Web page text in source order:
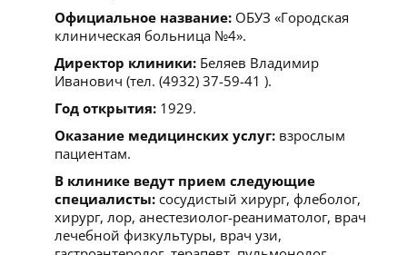
Официальное название: ОБУЗ «Городская
клиническая больница №4».
Директор клиники: Беляев Владимир
Иванович (тел. (4932) 37-59-41 ).
Год открытия: 1929.
Оказание медицинских услуг: взрослым
пациентам.
В клинике ведут прием следующие
специалисты: сосудистый хирург, флеболог,
хирург, лор, анестезиолог-реаниматолог, врач
лечебной физкультуры, врач узи,